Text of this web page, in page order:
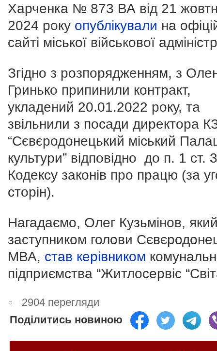
Харченка № 873 ВА від 21
2024 року опублікували на
сайті міської військової
Згідно з розпорядженням, з
Гринько припинили контракт,
укладений 20.01.2022 року, та
звільнили з посади директора
“Сєвєродонецький міський
культури” відповідно до п. 1 ст.
Кодексу законів про працю (за
сторін).
Нагадаємо, Олег Кузьмінов,
заступником голови
МВА, став керівником
підприємства “Житлосервіс
2904 перегляди
Поділитись новиною